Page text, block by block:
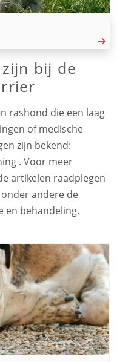
bij de
rashond die een laag
of medische
zijn bekend:
. Voor meer
artikelen raadplegen
andere de
en behandeling.